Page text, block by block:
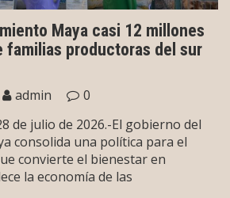
Maya casi 12 millones
familias productoras del sur
admin
0
de julio de 2026.-El gobierno del
consolida una política para el
convierte el bienestar en
la economía de las